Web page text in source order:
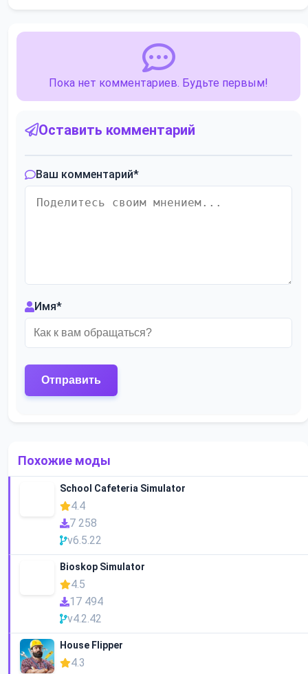
Пока нет комментариев. Будьте первым!
Оставить комментарий
Ваш комментарий*
Имя*
Похожие моды
School Cafeteria Simulator
4.4
7 258
v6.5.22
Bioskop Simulator
4.5
17 494
v4.2.42
House Flipper
4.3